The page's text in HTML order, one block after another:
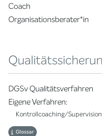
Coach
Organisationsberater*in
DGSv Qualitätsverfahren
Eigene Verfahren:
Kontrollcoaching/
Glossar